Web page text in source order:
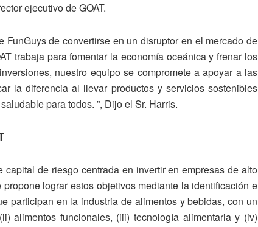
ejecutivo de GOAT.
FunGuys de convertirse en un disruptor en el mercado de
trabaja para fomentar la economía oceánica y frenar los
nuestro equipo se compromete a apoyar a las
la diferencia al llevar productos y servicios sostenibles
para todos. ”, Dijo el Sr. Harris.
de riesgo centrada en invertir en empresas de alto
lograr estos objetivos mediante la identificación e
participan en la industria de alimentos y bebidas, con un
alimentos funcionales, (iii) tecnología alimentaria y (iv)